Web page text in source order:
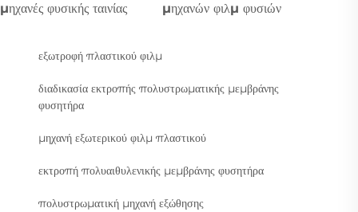
μηχανές φυσικής ταινίας μηχανών φιλμ φυσιών
εξωτροφή πλαστικού φιλμ
διαδικασία εκτροπής πολυστρωματικής μεμβράνης
φυσητήρα
μηχανή εξωτερικού φιλμ πλαστικού
εκτροπή πολυαιθυλενικής μεμβράνης φυσητήρα
πολυστρωματική μηχανή εξώθησης